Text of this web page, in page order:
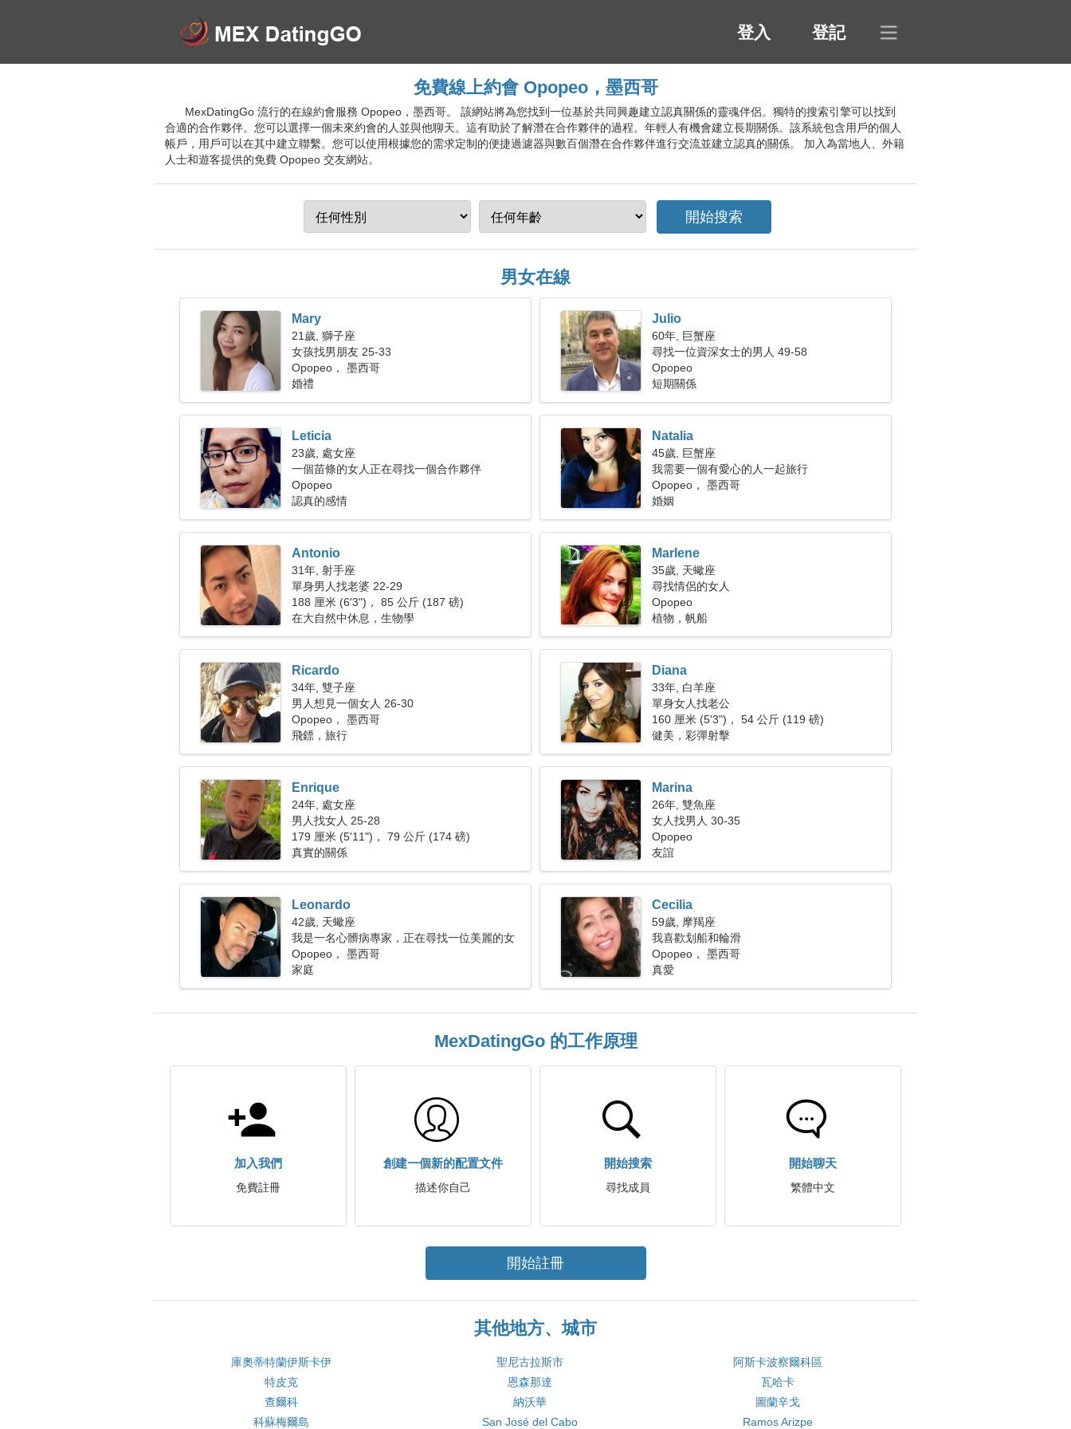
登入 登記
免費線上約會 Opopeo，墨西哥
MexDatingGo 流行的在線約會服務 Opopeo，墨西哥。 該網站將為您找到一位基於共同興趣建立認真關係的靈魂伴侶。獨特的搜索引擎可以找到
合適的合作夥伴。您可以選擇一個未來約會的人並與他聊天。這有助於了解潛在合作夥伴的過程。年輕人有機會建立長期關係。該系統包含用戶的個人
帳戶，用戶可以在其中建立聯繫。您可以使用根據您的需求定制的便捷過濾器與數百個潛在合作夥伴進行交流並建立認真的關係。 加入為當地人、外籍
人士和遊客提供的免費 Opopeo 交友網站。
男女在線
Mary
21歲, 獅子座
女孩找男朋友 25-33
Opopeo， 墨西哥
婚禮
Julio
60年, 巨蟹座
尋找一位資深女士的男人 49-58
Opopeo
短期關係
Leticia
23歲, 處女座
一個苗條的女人正在尋找一個合作夥伴
Opopeo
認真的感情
Natalia
45歲, 巨蟹座
我需要一個有愛心的人一起旅行
Opopeo， 墨西哥
婚姻
Antonio
31年, 射手座
單身男人找老婆 22-29
188 厘米 (6'3")， 85 公斤 (187 磅)
在大自然中休息，生物學
Marlene
35歲, 天蠍座
尋找情侶的女人
Opopeo
植物，帆船
Ricardo
34年, 雙子座
男人想見一個女人 26-30
Opopeo， 墨西哥
飛鏢，旅行
Diana
33年, 白羊座
單身女人找老公
160 厘米 (5'3")， 54 公斤 (119 磅)
健美，彩彈射擊
Enrique
24年, 處女座
男人找女人 25-28
179 厘米 (5'11")， 79 公斤 (174 磅)
真實的關係
Marina
26年, 雙魚座
女人找男人 30-35
Opopeo
友誼
Leonardo
42歲, 天蠍座
我是一名心髒病專家，正在尋找一位美麗的女
士
Opopeo， 墨西哥
家庭
Cecilia
59歲, 摩羯座
我喜歡划船和輪滑
Opopeo， 墨西哥
真愛
MexDatingGo 的工作原理
加入我們
免費註冊
創建一個新的配置文件
描述你自己
開始搜索
尋找成員
開始聊天
繁體中文
開始註冊
其他地方、城市
庫奧蒂特蘭伊斯卡伊 聖尼古拉斯市
阿斯卡波察爾科區
特皮克
恩森那達
瓦哈卡
查爾科
納沃華
圖蘭辛戈
科蘇梅爾島
San José del Cabo Ramos Arizpe